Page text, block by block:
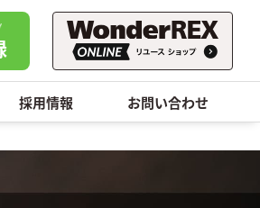
採用情報 お問い合わせ